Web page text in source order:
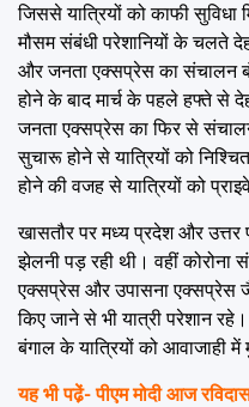
जिससे यात्रियों को काफी
मौसम संबंधी परेशानियों के चलते
और जनता एक्सप्रेस का संचालन
होने के बाद मार्च के पहले हफ्ते से
जनता एक्सप्रेस का फिर से
सुचारू होने से यात्रियों को
होने की वजह से यात्रियों को
खासतौर पर मध्य प्रदेश और उत्तर
झेलनी पड़ रही थी। वहीं
एक्सप्रेस और उपासना एक्सप्रेस
किए जाने से भी यात्री परेशान
बंगाल के यात्रियों को आवाजाही
यह भी पढे़ं-पीएम मोदी आज